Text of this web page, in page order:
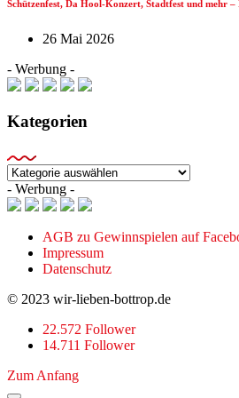
Schützenfest, Da Hool-Konzert, Stadtfest und mehr
26 Mai 2026
- Werbung -
Kategorien
Kategorien
- Werbung -
AGB zu Gewinnspielen auf
Impressum
Datenschutz
© 2023 wir-lieben-bottrop.de
22.572 Follower
14.711 Follower
Zum Anfang